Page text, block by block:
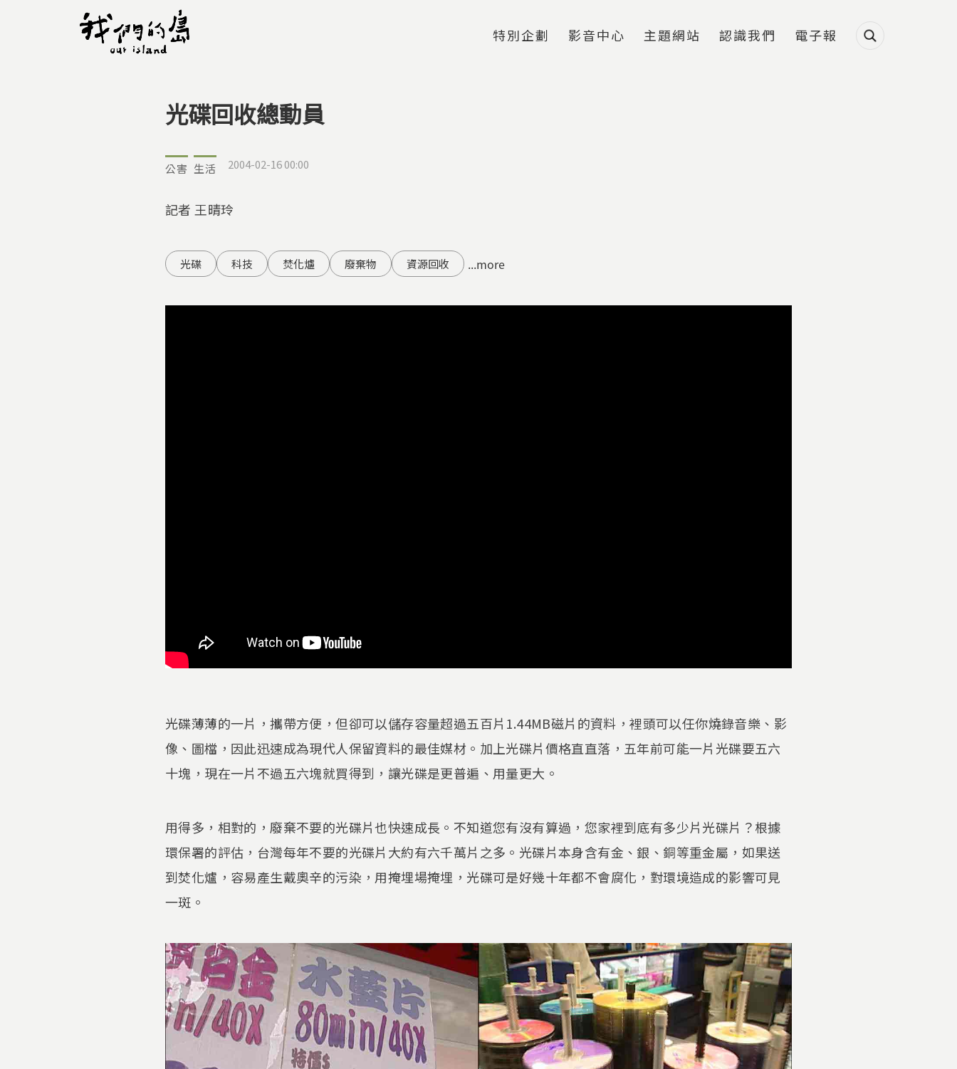
特別企劃 影音中心 主題網站 認識我們 電子報
您在這裡
光碟回收總動員
公害 生活 2004-02-16 00:00
記者 王晴玲
光碟 科技 焚化爐 廢棄物 資源回收 ...more
光碟薄薄的一片，攜帶方便，但卻可以儲存容量超過五百片1.44MB磁片的資料，裡頭可以任你燒錄音樂、影
像、圖檔，因此迅速成為現代人保留資料的最佳媒材。加上光碟片價格直直落，五年前可能一片光碟要五六
十塊，現在一片不過五六塊就買得到，讓光碟是更普遍、用量更大。
用得多，相對的，廢棄不要的光碟片也快速成長。不知道您有沒有算過，您家裡到底有多少片光碟片？根據
環保署的評估，台灣每年不要的光碟片大約有六千萬片之多。光碟片本身含有金、銀、銅等重金屬，如果送
到焚化爐，容易產生戴奧辛的污染，用掩埋場掩埋，光碟可是好幾十年都不會腐化，對環境造成的影響可見
一斑。